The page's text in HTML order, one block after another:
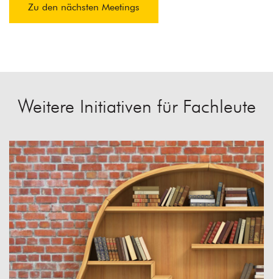
Zu den nächsten Meetings
Weitere Initiativen für Fachleute